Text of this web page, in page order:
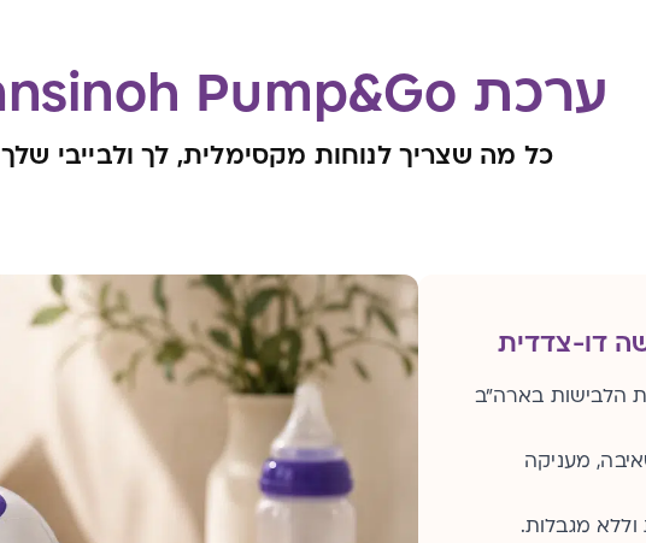
ערכת Lansinoh Pump&Go
כל מה שצריך לנוחות מקסימלית, לך ולבייבי שלך
דו-צדדית
הלבישות בארה"ב
מעניקה
וללא מגבלות.